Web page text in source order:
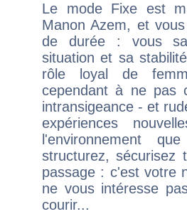
Le mode Fixe est
Manon Azem, et
de durée : vous
situation et sa
rôle loyal de
cependant à ne pas
intransigeance - et
expériences
l'environnement
structurez, sécurisez
passage : c'est votre
ne vous intéresse
courir...